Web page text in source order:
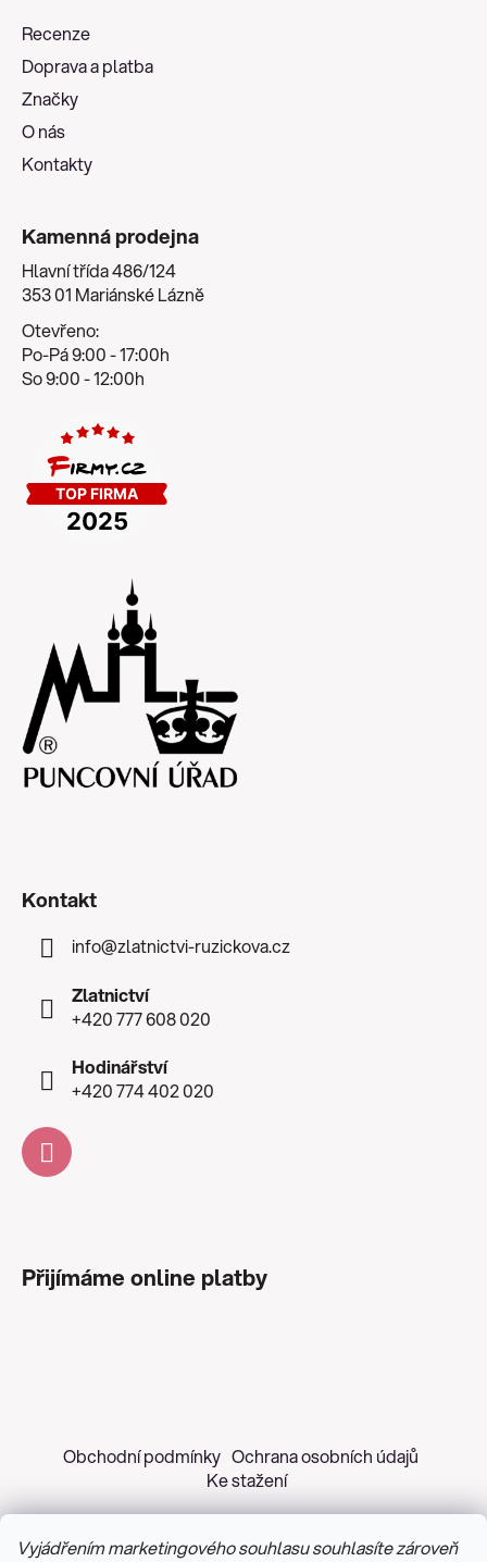
Vyjádřením marketingového souhlasu souhlasíte zároveň
Recenze
Doprava a platba
Značky
O nás
Kontakty
Kamenná prodejna
Hlavní třída 486/124
353 01 Mariánské Lázně
Otevřeno:
Po-Pá 9:00 - 17:00h
So 9:00 - 12:00h
Kontakt
info@zlatnictvi-ruzickova.cz
Zlatnictví
+420 777 608 020
Hodinářství
+420 774 402 020
Přijímáme online platby
Obchodní podmínky Ochrana osobních údajů
Ke stažení